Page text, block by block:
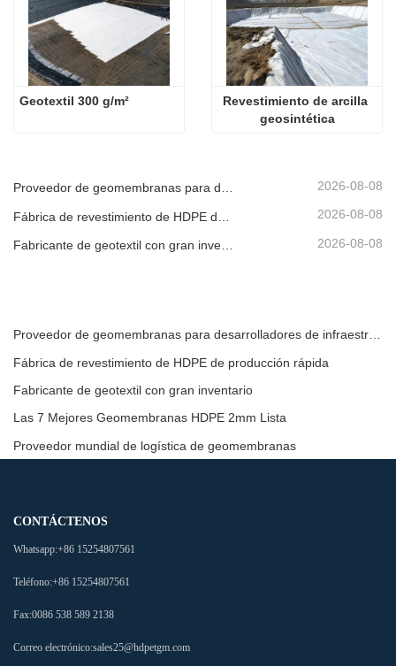
Geotextil 300 g/m²
Revestimiento de arcilla
geosintética
Proveedor de geomembranas para desarrolladores de infraestructura 2026-08-08
2026-08-08
2026-08-08
Proveedor de geomembranas para desarrolladores de infraestructura
Fábrica de revestimiento de HDPE de producción rápida
Fabricante de geotextil con gran inventario
Las 7 Mejores Geomembranas HDPE 2mm Lista
Proveedor mundial de logística de geomembranas
CONTÁCTENOS
Whatsapp:+86 15254807561
Teléfono:+86 15254807561
Fax:0086 538 589 2138
Correo electrónico:sales25@hdpetgm.com